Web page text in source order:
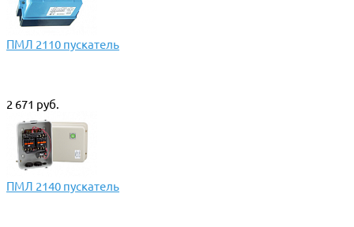
ПМЛ 2110 пускатель
2 671 руб.
ПМЛ 2140 пускатель